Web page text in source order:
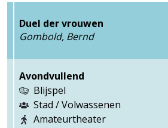
Duel der vrouwen
Gombold, Bernd
Avondvullend
Blijspel
Stad / Volwassenen
Amateurtheater